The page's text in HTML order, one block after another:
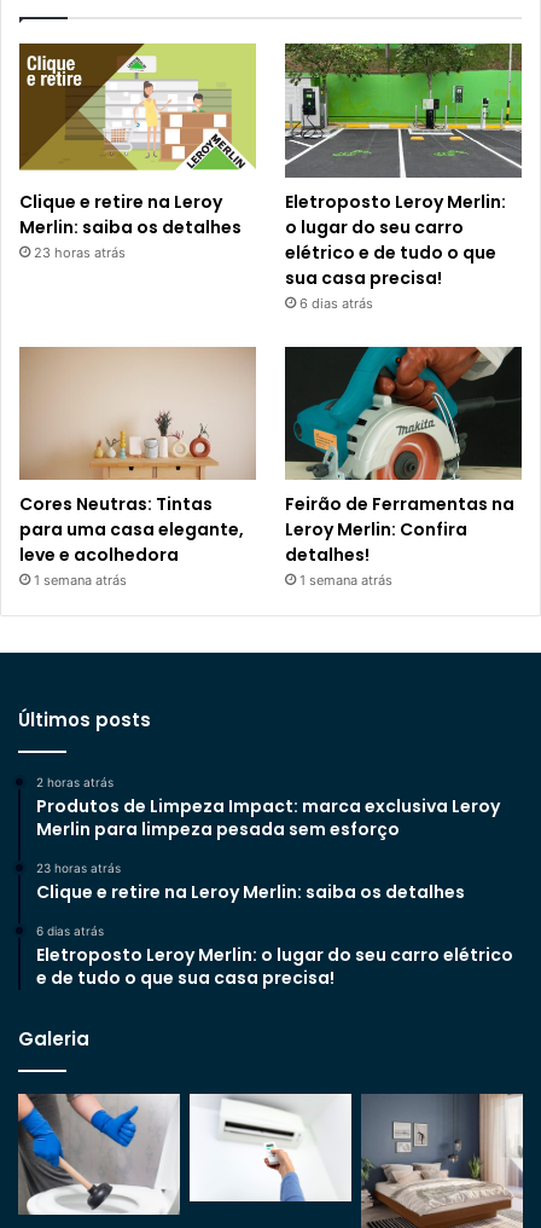
Clique e retire na Leroy
Merlin: saiba os detalhes
23 horas atrás
Eletroposto Leroy Merlin:
o lugar do seu carro
elétrico e de tudo o que
sua casa precisa!
6 dias atrás
Cores Neutras: Tintas
para uma casa elegante,
leve e acolhedora
1 semana atrás
Feirão de Ferramentas na
Leroy Merlin: Confira
detalhes!
1 semana atrás
Últimos posts
2 horas atrás
Produtos de Limpeza Impact: marca exclusiva Leroy
Merlin para limpeza pesada sem esforço
23 horas atrás
Clique e retire na Leroy Merlin: saiba os detalhes
6 dias atrás
Eletroposto Leroy Merlin: o lugar do seu carro elétrico
e de tudo o que sua casa precisa!
Galeria